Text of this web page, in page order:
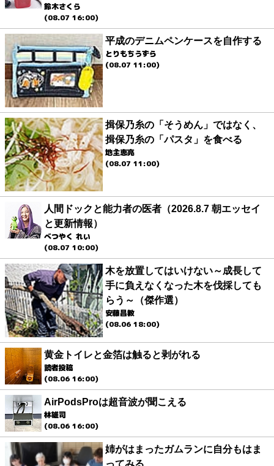
鈴木さくら
(08.07 16:00)
平成のデニムペンケースを自作する
とりもちうずら
(08.07 11:00)
揖保乃糸の「そうめん」ではなく、
揖保乃糸の「パスタ」を食べる
地主恵亮
(08.07 11:00)
人間ドックと能力者の医者（2026.8.7 朝エッセイ
と更新情報）
べつやく れい
(08.07 10:00)
木を放置してはいけない～成長して
手に負えなくなった木を伐採しても
らう～（傑作選）
安藤昌教
(08.06 18:00)
黄金トイレと金箔は触ると剥がれる
読者投稿
(08.06 16:00)
AirPodsProは超音波が聞こえる
林雄司
(08.06 16:00)
姉がはまったガムランに自分もはま
ってみる